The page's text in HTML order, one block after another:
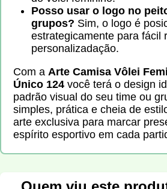
Posso usar o logo no
grupos? Sim, o logo é
estrategicamente para fácil
personalizadação.
Com a Arte Camisa Vôlei
Único 124 você terá o design
padrão visual do seu time ou
simples, prática e cheia de
arte exclusiva para marcar
espírito esportivo em cada